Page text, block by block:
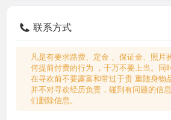
联系方式
凡是有要求路费、定金 、保证金、照片
何提前付费的行为 ，千万不要上当。同
在寻欢前不要露富和带过于贵 重随身物
并不对寻欢经历负责，碰到有问题的信
们删除信息。